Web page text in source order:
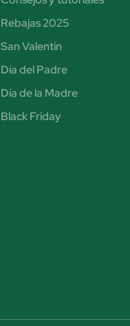
Rebajas 2025
San Valentín
Día del Padre
Día de la Madre
Black Friday